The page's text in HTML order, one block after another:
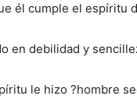
él cumple el espíritu
en debilidad y
le hizo ?hombre